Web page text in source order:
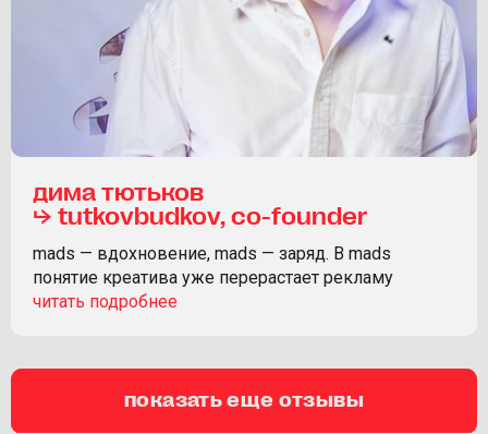
дима тютьков
⮡ tutkovbudkov, co-founder
mads — вдохновение, mads — заряд. В mads
понятие креатива уже перерастает рекламу
показать еще отзывы